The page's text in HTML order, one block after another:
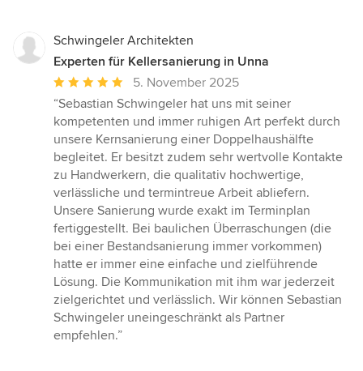
Schwingeler Architekten
Experten für Kellersanierung in Unna
Durchschnittliche
Bewertung:
5
von
5
Sternen
5. November 2025
“Sebastian Schwingeler hat uns mit seiner
kompetenten und immer ruhigen Art perfekt durch
unsere Kernsanierung einer Doppelhaushälfte
begleitet. Er besitzt zudem sehr wertvolle Kontakte
zu Handwerkern, die qualitativ hochwertige,
verlässliche und termintreue Arbeit abliefern.
Unsere Sanierung wurde exakt im Terminplan
fertiggestellt. Bei baulichen Überraschungen (die
bei einer Bestandsanierung immer vorkommen)
hatte er immer eine einfache und zielführende
Lösung. Die Kommunikation mit ihm war jederzeit
zielgerichtet und verlässlich. Wir können Sebastian
Schwingeler uneingeschränkt als Partner
empfehlen.”